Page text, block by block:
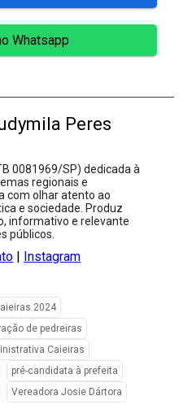
Whatsapp
Peres
0081969/SP) dedicada à
regionais e
com olhar atento ao
e sociedade. Produz
informativo e relevante
públicos.
Instagram
2024
de pedreiras
Caieiras
pré-candidata à prefeita
Vereadora Josie Dártora